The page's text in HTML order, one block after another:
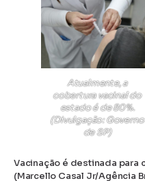
Atualmente, a
cobertura vacinal do
estado é de 80%.
(Divulgação: Governo
de SP)
Vacinação é destinada para
(Marcello Casal Jr/Agência